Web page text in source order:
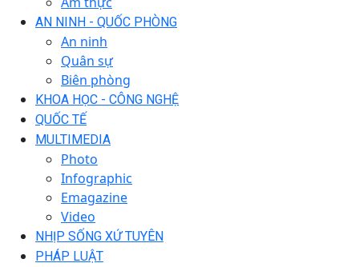
AN NINH - QUỐC PHÒNG
An ninh
Quân sự
Biên phòng
KHOA HỌC - CÔNG NGHỆ
QUỐC TẾ
MULTIMEDIA
Photo
Infographic
Emagazine
Video
NHỊP SỐNG XỨ TUYÊN
PHÁP LUẬT